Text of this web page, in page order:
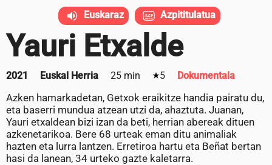
Yauri Etxalde
2021 Euskal Herria 25 min 5 Dokumentala
Azken hamarkadetan, Getxok eraikitze handia pairatu du,
eta baserri mundua atzean utzi da, ahaztuta. Juanan,
Yauri etxaldean bizi izan da beti, herrian abereak dituen
azkenetarikoa. Bere 68 urteak eman ditu animaliak
hazten eta lurra lantzen. Erretiroa hartu eta Beñat bertan
hasi da lanean, 34 urteko gazte kaletarra.
Euskaraz Azpititulatua